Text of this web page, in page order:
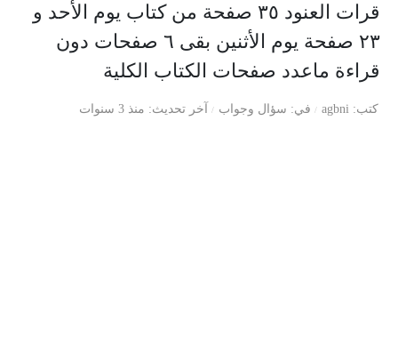
قرات العنود ٣٥ صفحة من كتاب يوم الأحد و
٢٣ صفحة يوم الأثنين بقى ٦ صفحات دون
قراءة ماعدد صفحات الكتاب الكلية
كتب agbni في سؤال وجواب آخر تحديث منذ 3 سنوات